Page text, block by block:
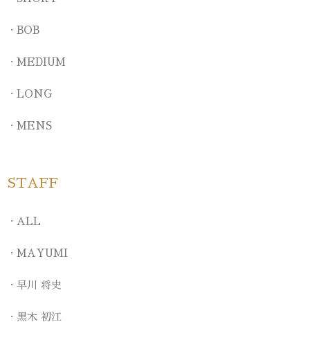
BOB
MEDIUM
LONG
MENS
STAFF
ALL
MAYUMI
早川 将史
黒木 初江